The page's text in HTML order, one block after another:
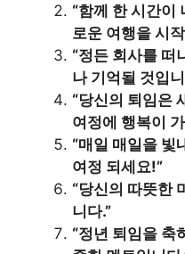
“함께 한 시간이
로운 여행을 시
“정든 회사를 떠
나 기억될 것입
“당신의 퇴임은
여정에 행복이
“매일 매일을 빛
여정 되세요!”
“당신의 따뜻한
니다.”
“정년 퇴임을 축